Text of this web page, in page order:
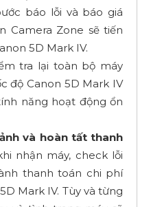
báo lỗi và báo giá
Camera Zone sẽ tiến
5D Mark IV.
tra lại toàn bộ máy
độ Canon 5D Mark IV
năng hoạt động ổn
và hoàn tất thanh
nhận máy, check lỗi
thanh toán chi phí
Mark IV. Tùy và từng